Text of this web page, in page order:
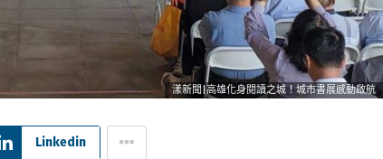
漾新聞|高雄化身閱讀之城！城市書展感動啟航
Linkedin